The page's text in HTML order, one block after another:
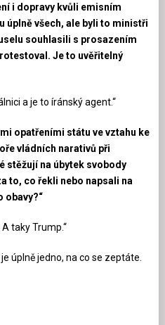
i dopravy kvůli emisním
úplně všech, ale byli to ministři
souhlasili s prosazením
Je to uvěřitelný
a je to íránský agent.“
opatřeními státu ve vztahu ke
vládních narativů při
stěžují na úbytek svobody
to, co řekli nebo napsali na
obavy?“
taky Trump.“
úplně jedno, na co se zeptáte.